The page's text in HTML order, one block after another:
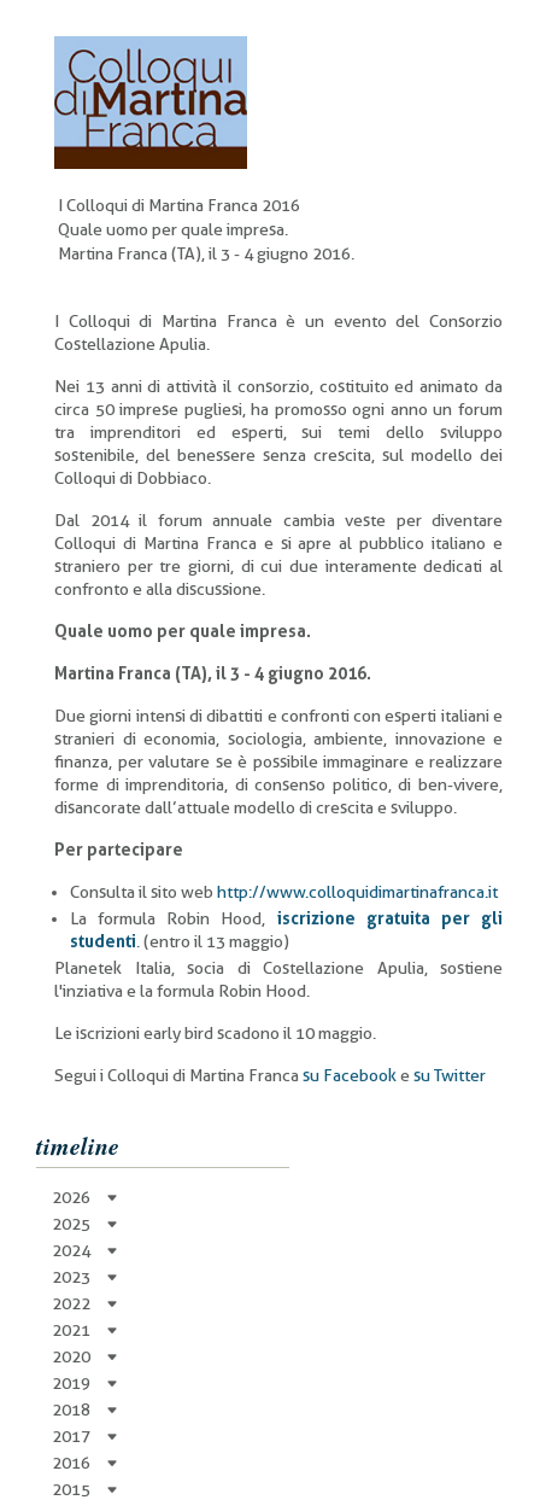
pane
I Colloqui di Martina Franca 2016
Quale uomo per quale impresa.
Martina Franca (TA), il 3 - 4 giugno 2016.
I Colloqui di Martina Franca è un evento del Consorzio
Costellazione Apulia.
Nei 13 anni di attività il consorzio, costituito ed animato da
circa 50 imprese pugliesi, ha promosso ogni anno un forum
tra imprenditori ed esperti, sui temi dello sviluppo
sostenibile, del benessere senza crescita, sul modello dei
Colloqui di Dobbiaco.
Dal 2014 il forum annuale cambia veste per diventare
Colloqui di Martina Franca e si apre al pubblico italiano e
straniero per tre giorni, di cui due interamente dedicati al
confronto e alla discussione.
Quale uomo per quale impresa.
Martina Franca (TA), il 3 - 4 giugno 2016.
Due giorni intensi di dibattiti e confronti con esperti italiani e
stranieri di economia, sociologia, ambiente, innovazione e
finanza, per valutare se è possibile immaginare e realizzare
forme di imprenditoria, di consenso politico, di ben-vivere,
disancorate dall’attuale modello di crescita e sviluppo.
Per partecipare
Consulta il sito web http://www.colloquidimartinafranca.it
La formula Robin Hood, iscrizione gratuita per gli
studenti . (entro il 13 maggio)
Planetek Italia, socia di Costellazione Apulia, sostiene
l'inziativa e la formula Robin Hood.
Le iscrizioni early bird scadono il 10 maggio.
Segui i Colloqui di Martina Franca su Facebook esu Twitter
timeline
2026
2025
2024
2023
2022
2021
2020
2019
2018
2017
2016
2015